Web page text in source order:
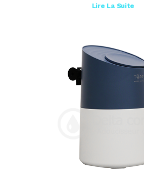
Lire La Suite